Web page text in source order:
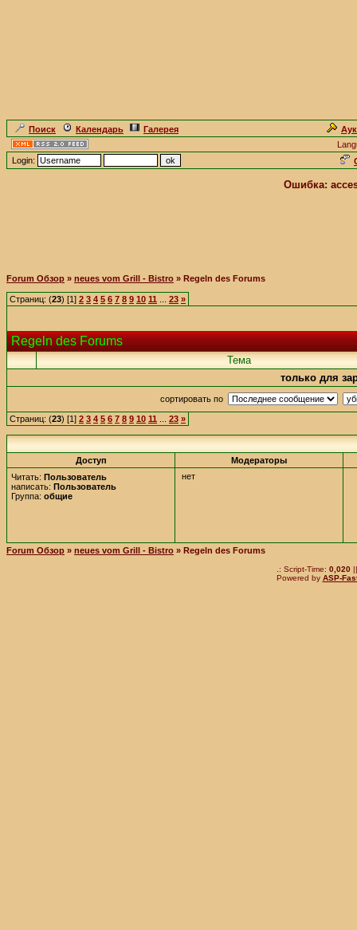
Поиск Календарь Галерея
Login:
Ошибка:
Forum Обзор » neues vom Grill - Bistro » Regeln des Forums
Страниц: (23) [1] 2 3 4 5 6 7 8 9 10 11 23 »
Regeln des Forums
Teмa
только для
сортировать по
Страниц: (23) [1] 2 3 4 5 6 7 8 9 10 11 23 »
Доступ
Mодераторы
Читать: Пользователь
написать: Пользователь
Группа: общие
нет
Forum Обзор » neues vom Grill - Bistro » Regeln des Forums
.: Script-Time: 0,020||
Powered by ASP-